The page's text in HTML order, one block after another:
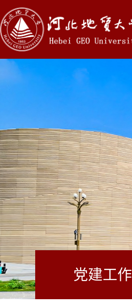
党建工作